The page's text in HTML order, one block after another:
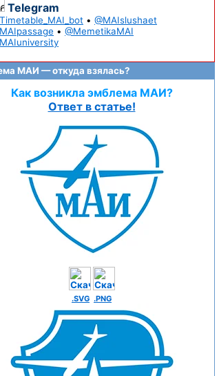
Telegram
• @MAIslushaet
• @MemetikaMAI
МАИ — откуда взялась?
Как возникла эмблема МАИ?
Ответ в статье!
.SVG .PNG